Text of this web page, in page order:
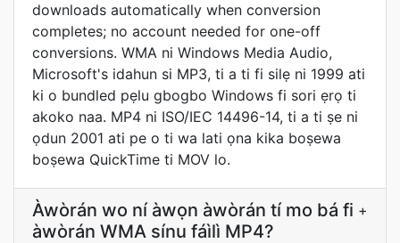
downloads automatically when conversion
completes; no account needed for one-off
conversions. WMA ni Windows Media Audio,
Microsoft's idahun si MP3, ti a ti fi silẹ ni 1999 ati
ki o bundled pẹlu gbogbo Windows fi sori ẹrọ ti
akoko naa. MP4 ni ISO/IEC 14496-14, ti a ti ṣe ni
ọdun 2001 ati pe o ti wa lati ọna kika boṣewa
boṣewa QuickTime ti MOV lo.
Àwòrán wo ní àwọn àwòrán tí mo bá fi
àwòrán WMA sínu fáìlì MP4?
+